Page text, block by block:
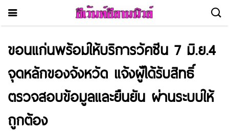
ขอนแก่นพร้อมให้บริการวัคซีน 7 มิ.ย.4
จุดหลักของจังหวัด แจ้งผู้ได้รับสิทธิ์
ตรวจสอบข้อมูลและยืนยัน ผ่านระบบให้
ถูกต้อง